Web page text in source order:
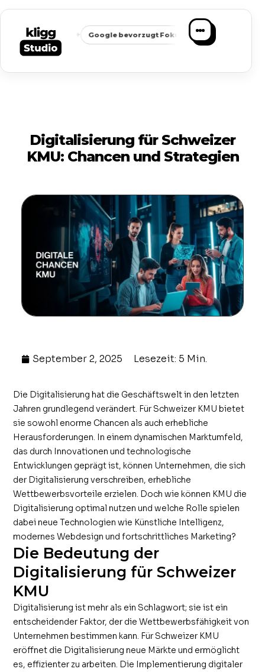
✦ Google bevorzugt Fokus ✦ Passende Anfragen
Digitalisierung für Schweizer
KMU: Chancen und Strategien
September 2, 2025 Lesezeit: 5 Min.
Die Digitalisierung hat die Geschäftswelt in den letzten
Jahren grundlegend verändert. Für Schweizer KMU bietet
sie sowohl enorme Chancen als auch erhebliche
Herausforderungen. In einem dynamischen Marktumfeld,
das durch Innovationen und technologische
Entwicklungen geprägt ist, können Unternehmen, die sich
der Digitalisierung verschreiben, erhebliche
Wettbewerbsvorteile erzielen. Doch wie können KMU die
Digitalisierung optimal nutzen und welche Rolle spielen
dabei neue Technologien wie Künstliche Intelligenz,
modernes Webdesign und fortschrittliches Marketing?
Die Bedeutung der
Digitalisierung für Schweizer
KMU
Digitalisierung ist mehr als ein Schlagwort; sie ist ein
entscheidender Faktor, der die Wettbewerbsfähigkeit von
Unternehmen bestimmen kann. Für Schweizer KMU
eröffnet die Digitalisierung neue Märkte und ermöglicht
es, effizienter zu arbeiten. Die Implementierung digitaler